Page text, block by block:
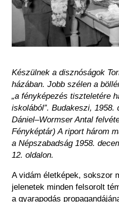
Készülnek a disznóságok
házában. Jobb szélen a
„a fényképezés tiszteletére
iskolából”. Budakeszi, 1958.
Dániel–Wormser Antal
Fényképtár) A riport három
a Népszabadság 1958.
12. oldalon.
A vidám életképek, sokszor
jelenetek minden felsorolt
a gyarapodás